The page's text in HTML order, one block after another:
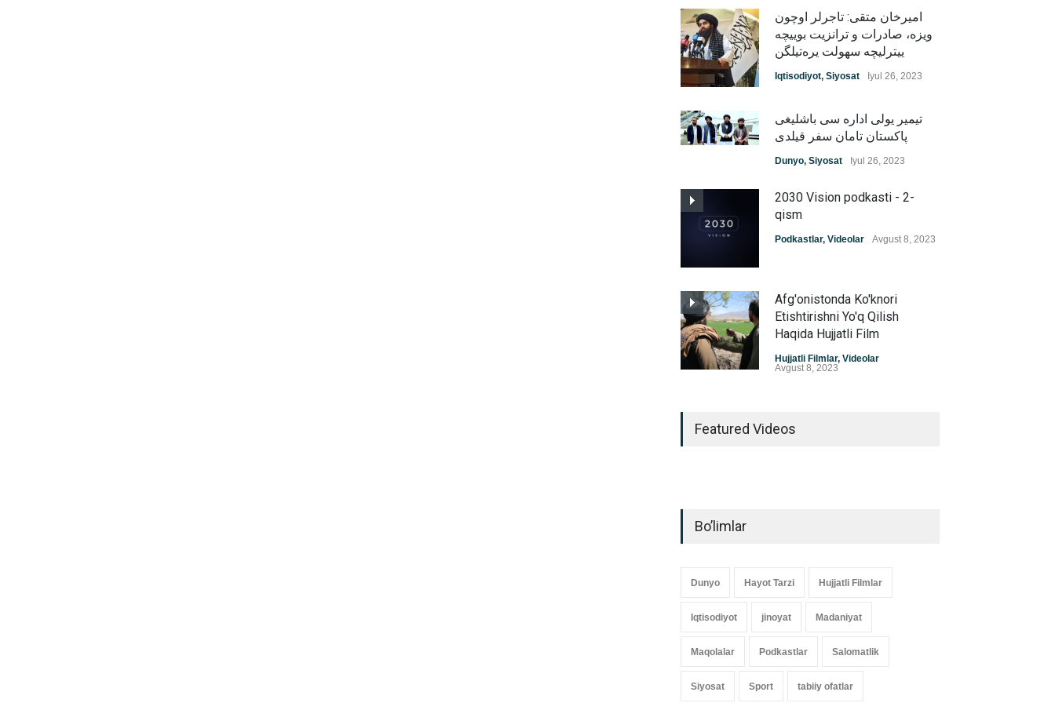
امیرخان متقی: تاجرلر اوچون
ویزه، صادرات و ترانزیت بوییچه
ییترلیچه سهولت یره‌تیلگن
Iqtisodiyot, Siyosat Iyul 26, 2023
تیمیر یولی اداره سی باشلیغی
پاکستان تامان سفر قیلدی
Dunyo, Siyosat Iyul 26, 2023
2030 Vision podkasti - 2-
qism
Podkastlar, Videolar Avgust 8, 2023
Afg'onistonda Ko'knori
Etishtirishni Yo'q Qilish
Haqida Hujjatli Film
Hujjatli Filmlar, Videolar
Avgust 8, 2023
Featured Videos
Bo’limlar
Dunyo Hayot Tarzi Hujjatli Filmlar
Iqtisodiyot jinoyat Madaniyat
Maqolalar Podkastlar Salomatlik
Siyosat Sport tabiiy ofatlar